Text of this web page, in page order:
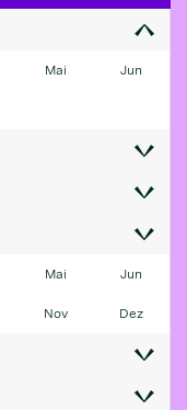
Mai Jun
Mai Jun
Nov Dez